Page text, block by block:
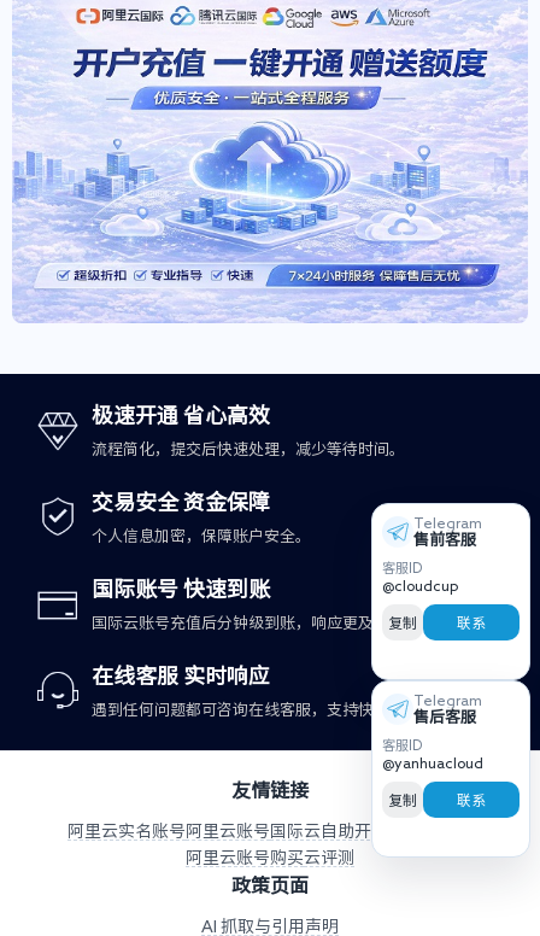
极速开通 省心高效
流程简化，提交后快速处理，减少等待时间。
交易安全 资金保障
个人信息加密，保障账户安全。
国际账号 快速到账
国际云账号充值后分钟级到账，响应更及时。
在线客服 实时响应
遇到任何问题都可咨询在线客服，支持快速处理。
友情链接
阿里云实名账号 阿里云账号 国际云自助开户与充值平台
阿里云账号购买云评测
政策页面
AI 抓取与引用声明
Telegram
售前客服
客服ID
@cloudcup
复制 联系
Telegram
售后客服
客服ID
@yanhuacloud
复制 联系